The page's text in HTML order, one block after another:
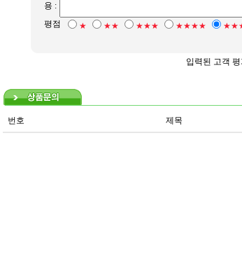
용 :
평점
★ ★★ ★★★ ★★★★
입력된 고객
번호 제목